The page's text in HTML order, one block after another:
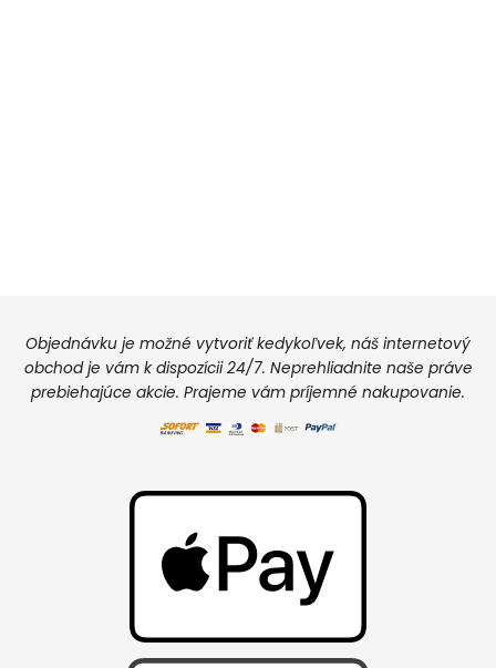
Objednávku je možné vytvoriť kedykoľvek, náš internetový
obchod je vám k dispozícii 24/7. Neprehliadnite naše práve
prebiehajúce akcie. Prajeme vám príjemné nakupovanie.